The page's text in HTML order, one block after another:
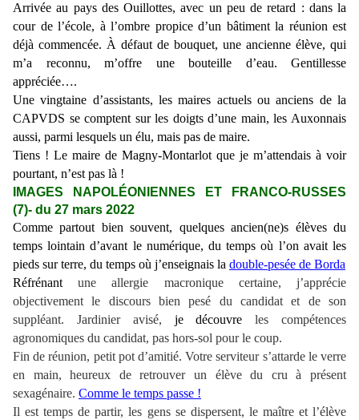
Arrivée au pays des Ouillottes, avec un peu de retard : dans la
cour de l’école, à l’ombre propice d’un bâtiment la réunion est
déjà commencée. À défaut de bouquet, une ancienne élève, qui
m’a reconnu, m’offre une bouteille d’eau. Gentillesse
appréciée….
Une vingtaine d’assistants, les maires actuels ou anciens de la
CAPVDS se comptent sur les doigts d’une main, les Auxonnais
aussi, parmi lesquels un élu, mais pas de maire.
Tiens ! Le maire de Magny-Montarlot que je m’attendais à voir
pourtant, n’est pas là !
IMAGES NAPOLÉONIENNES ET FRANCO-RUSSES
(7)- du 27 mars 2022
Comme partout bien souvent, quelques ancien(ne)s élèves du
temps lointain d’avant le numérique, du temps où l’on avait les
pieds sur terre, du temps où j’enseignais la double-pesée de Borda
Réfrénantune allergie macronique certaine, j’apprécie
objectivement le discours bien pesé du candidat et de son
suppléant. Jardinier avisé, je découvre les compétences
agronomiques du candidat, pas hors-sol pour le coup.
Fin de réunion, petit pot d’amitié. Votre serviteur s’attarde le verre
en main, heureux de retrouver un élève du cru à présent
sexagénaire. Comme le temps passe !
Il est temps de partir, les gens se dispersent, le maître et l’élève